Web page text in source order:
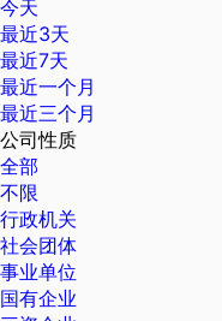
今天
最近3天
最近7天
最近一个月
最近三个月
公司性质
全部
不限
行政机关
社会团体
事业单位
国有企业